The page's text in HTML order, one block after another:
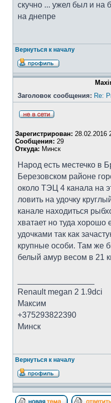
скучно ... ужел был и на
на днепре
Вернуться к началу
Заголовок сообщения: Re:
Зарегистрирован: 28.02.2016
Сообщения: 29
Откуда: Минск
Народ есть местечко в
Березовском районе
около ТЭЦ 4 канала на
ловить на удочку
канале находиться
хватает но туда хорошо
удочками так как
крупные особи. Там же
белый амур весом в 21
Renault megan 2 1.9dci
Максим
+375293822390
Минск
Вернуться к началу